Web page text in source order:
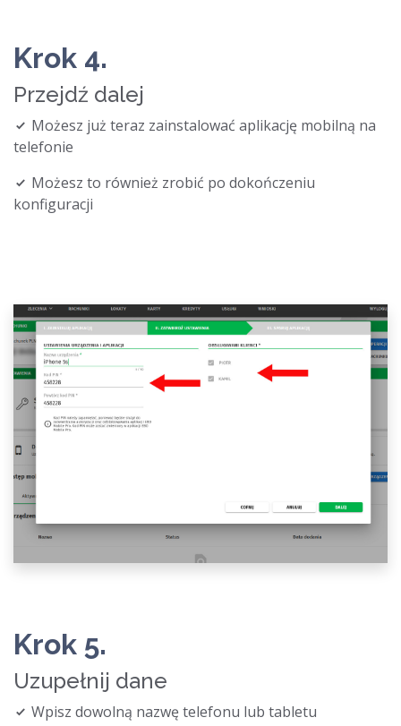
Krok 4.
Przejdź dalej
Możesz już teraz zainstalować aplikację mobilną na
telefonie
Możesz to również zrobić po dokończeniu
konfiguracji
Krok 5.
Uzupełnij dane
Wpisz dowolną nazwę telefonu lub tabletu